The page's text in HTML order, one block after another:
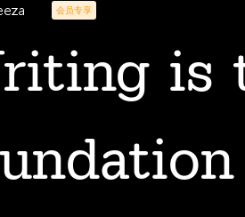
会员专享
is